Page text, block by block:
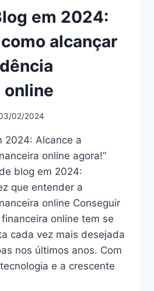
em 2024:
alcançar
02/2024
2024: Alcance a
online agora!”
blog em 2024:
que entender a
online Conseguir
online tem se
cada vez mais desejada
nos últimos anos. Com
e a crescente